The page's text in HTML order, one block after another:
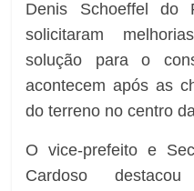
Denis Schoeffel do
solicitaram
solução para o
acontecem após as
do terreno no centro
O vice-prefeito e
Cardoso